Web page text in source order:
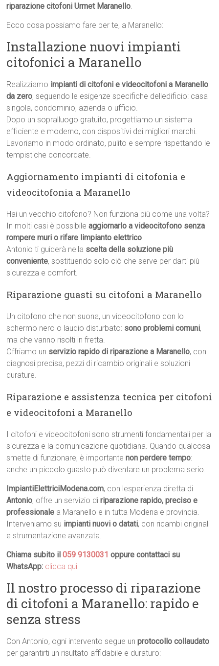
riparazione citofoni Urmet Maranello.
Ecco cosa possiamo fare per te, a Maranello:
Installazione nuovi impianti
citofonici a Maranello
Realizziamo impianti di citofoni e videocitofoni a Maranello
da zero, seguendo le esigenze specifiche delledificio: casa
singola, condominio, azienda o ufficio.
Dopo un sopralluogo gratuito, progettiamo un sistema
efficiente e moderno, con dispositivi dei migliori marchi.
Lavoriamo in modo ordinato, pulito e sempre rispettando le
tempistiche concordate.
Aggiornamento impianti di citofonia e
videocitofonia a Maranello
Hai un vecchio citofono? Non funziona più come una volta?
In molti casi è possibileaggiornarlo a videocitofono senza
rompere muri o rifare limpianto elettrico.
Antonio ti guiderà nella scelta della soluzione più
conveniente, sostituendo solo ciò che serve per darti più
sicurezza e comfort.
Riparazione guasti su citofoni a Maranello
Un citofono che non suona, un videocitofono con lo
schermo nero o laudio disturbato: sono problemi comuni,
ma che vanno risolti in fretta.
Offriamo un servizio rapido di riparazione a Maranello, con
diagnosi precisa, pezzi di ricambio originali e soluzioni
durature.
Riparazione e assistenza tecnica per citofoni
e videocitofoni a Maranello
I citofoni e videocitofoni sono strumenti fondamentali per la
sicurezza e la comunicazione quotidiana. Quando qualcosa
smette di funzionare, è importantenon perdere tempo:
anche un piccolo guasto può diventare un problema serio.
ImpiantiElettriciModena.com, con lesperienza diretta di
Antonio, offre un servizio diriparazione rapido, preciso e
professionale a Maranello e in tutta Modena e provincia.
Interveniamo su impianti nuovi o datati, con ricambi originali
e strumentazione avanzata.
Chiama subito il059 9130031 oppure contattaci su
WhatsApp: clicca qui
Il nostro processo di riparazione
di citofoni a Maranello: rapido e
senza stress
Con Antonio, ogni intervento segue unprotocollo collaudato
per garantirti un risultato affidabile e duraturo: